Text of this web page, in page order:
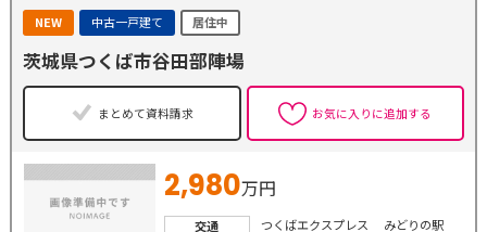
NEW 中古一戸建て 居住中
茨城県つくば市谷田部陣場
まとめて資料請求 お気に入りに追加する
2,980万円
交通 つくばエクスプレス みどりの駅